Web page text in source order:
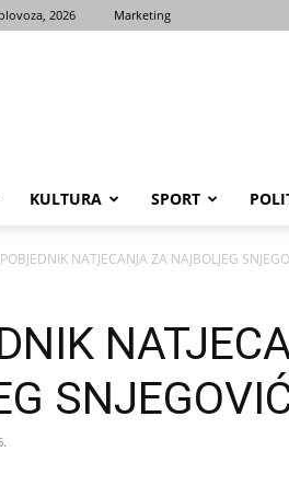
2026 Marketing
KULTURA SPORT
POBJEDNIK NATJECANJA ZA NAJBOLJEG